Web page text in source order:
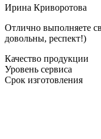
Ирина Криворотова
Отлично выполняете
довольны, респект!)
Качество продукции
Уровень сервиса
Срок изготовления